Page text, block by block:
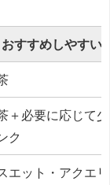
おすすめしやすい
＋必要に応じて
ク
エット・アクエ